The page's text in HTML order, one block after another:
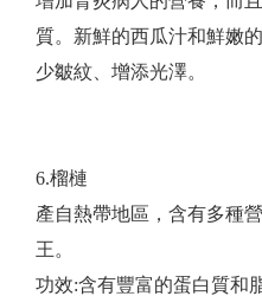
質。新鮮的西瓜汁和鮮嫩
少皺紋、增添光澤。
6.榴槤
產自熱帶地區，含有多種
王。
功效:含有豐富的蛋白質和